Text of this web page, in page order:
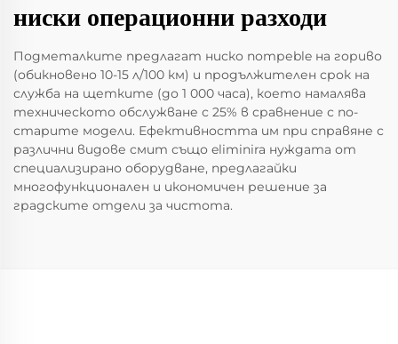
ниски операционни разходи
Подметалките предлагат ниско потреble на гориво
(обикновено 10-15 л/100 км) и продължителен срок на
служба на щетките (до 1 000 часа), което намалява
техническото обслужване с 25% в сравнение с по-
старите модели. Ефективността им при справяне с
различни видове смит също eliminira нуждата от
специализирано оборудване, предлагайки
многофункционален и икономичен решение за
градските отдели за чистота.